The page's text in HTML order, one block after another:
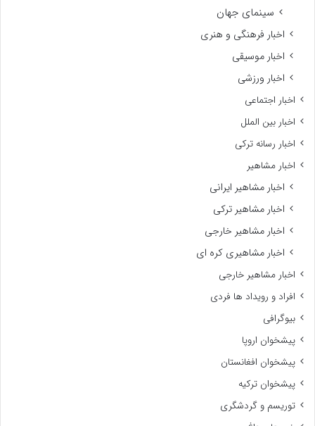
سینمای جهان
اخبار فرهنگی و هنری
اخبار موسیقی
اخبار ورزشی
اخبار اجتماعی
اخبار بین الملل
اخبار رسانه ترکی
اخبار مشاهیر
اخبار مشاهیر ایرانی
اخبار مشاهیر ترکی
اخبار مشاهیر خارجی
اخبار مشاهیری کره ای
اخبار مشاهیر خارجی
افراد و رویداد ها فردی
بیوگرافی
پیشخوان اروپا
پیشخوان افغانستان
پیشخوان ترکیه
توریسم و گردشگری